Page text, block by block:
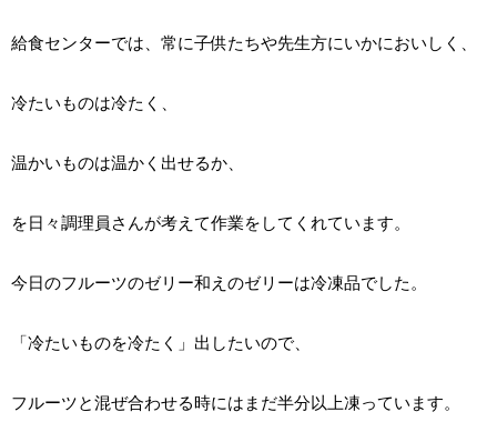
給食センターでは、常に子供たちや先生方にいかにおいしく、
冷たいものは冷たく、
温かいものは温かく出せるか、
を日々調理員さんが考えて作業をしてくれています。
今日のフルーツのゼリー和えのゼリーは冷凍品でした。
「冷たいものを冷たく」出したいので、
フルーツと混ぜ合わせる時にはまだ半分以上凍っています。